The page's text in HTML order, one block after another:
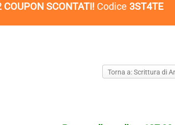
COUPON SCONTATI! Codice 3ST4TE
Torna a: Scrittura di